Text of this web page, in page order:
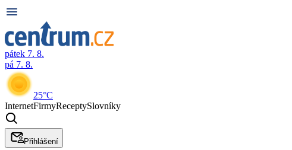
pátek 7. 8.
pá 7. 8.
25°C
InternetFirmyReceptySlovníky
Přihlášení